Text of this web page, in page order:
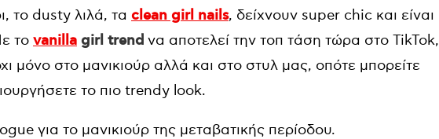
το dusty λιλά, τα clean girl nails, δείχνουν super chic και είναι
το vanilla girl trend να αποτελεί την τοπ τάση τώρα στο TikTok,
μόνο στο μανικιούρ αλλά και στο στυλ μας, οπότε μπορείτε
το πιο trendy look.
για το μανικιούρ της μεταβατικής περίοδου.